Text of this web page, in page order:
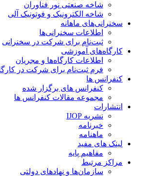
شاخه صنعتی نور فناوران
شاخه‌ الکترونیک و فوتونیک آلی
سخنرانی‌های ماهانه
اطلاعات سخنرانی‌‌ها
ثبت‌نام برای شرکت در سخنرانی
کارگاه‌های آموزشی
اطلاعات کارگاه‌ها و مجریان
فرم ثبت‌نام برای شرکت در کارگاه
کنفرانس ها
کنفرانس های برگزار شده
مجموعه مقالات کنفرانس ها
انتشارات
نشریه IJOP
خبرنامه
ماهنامه
لینک های مفید
مفاهیم پایه
مراکز مرتبط
سازمان‌ها و نهادهای دولتی